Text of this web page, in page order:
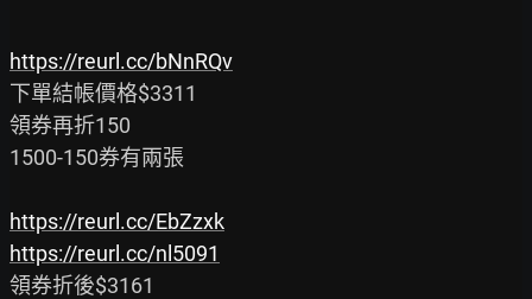
https://reurl.cc/bNnRQv
下單結帳價格$3311
領券再折150
1500-150券有兩張
https://reurl.cc/EbZzxk
https://reurl.cc/nl5091
領券折後$3161